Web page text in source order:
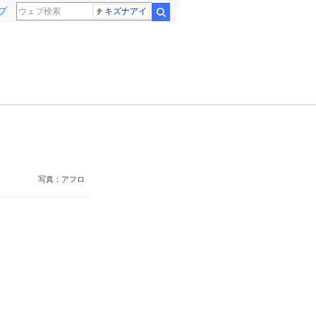
キズナアイ
写真：アフロ